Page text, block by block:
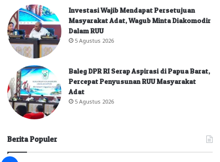
Investasi Wajib Mendapat Persetujuan
Masyarakat Adat, Wagub Minta Diakomodir
Dalam RUU
5 Agustus 2026
Baleg DPR RI Serap Aspirasi di Papua Barat,
Percepat Penyusunan RUU Masyarakat
Adat
5 Agustus 2026
Berita Populer